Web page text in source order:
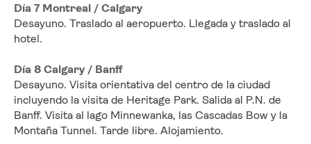
Día 7 Montreal / Calgary
Desayuno. Traslado al aeropuerto. Llegada y traslado al
hotel.
Día 8 Calgary / Banff
Desayuno. Visita orientativa del centro de la ciudad
incluyendo la visita de Heritage Park. Salida al P.N. de
Banff. Visita al lago Minnewanka, las Cascadas Bow y la
Montaña Tunnel. Tarde libre. Alojamiento.